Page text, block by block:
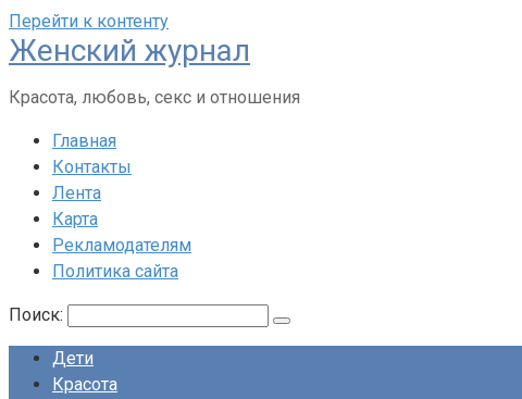
Перейти к контенту
Женский журнал
Красота, любовь, секс и отношения
Главная
Контакты
Лента
Карта
Рекламодателям
Политика сайта
Поиск:
Дети
Красота